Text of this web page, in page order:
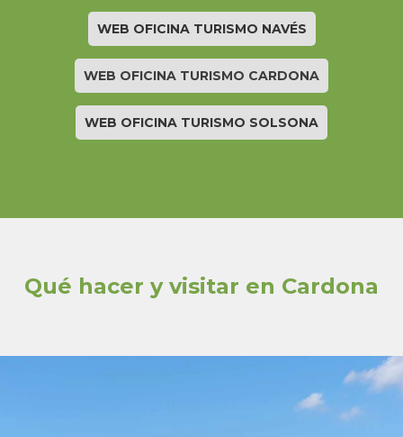
WEB OFICINA TURISMO NAVÉS
WEB OFICINA TURISMO CARDONA
WEB OFICINA TURISMO SOLSONA
Qué hacer y visitar en Cardona